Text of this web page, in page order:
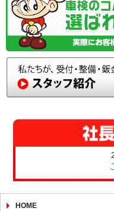
HOME